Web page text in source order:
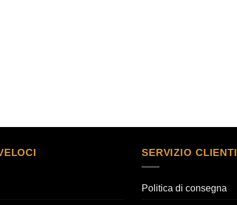
SERVIZIO CLIENTI
Politica di consegna